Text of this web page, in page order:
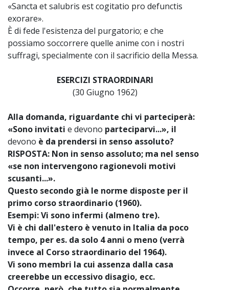
«Sancta et salubris est cogitatio pro defunctis
exorare».
È di fede l'esistenza del purgatorio; e che
possiamo soccorrere quelle anime con i nostri
suffragi, specialmente con il sacrificio della Messa.
ESERCIZI STRAORDINARI
(30 Giugno 1962)
Alla domanda, riguardante chi vi parteciperà:
«Sono invitati e devono parteciparvi...», il
devono è da prendersi in senso assoluto?
RISPOSTA: Non in senso assoluto; ma nel senso
«se non intervengono ragionevoli motivi
scusanti...».
Questo secondo già le norme disposte per il
primo corso straordinario (1960).
Esempi: Vi sono infermi (almeno tre).
Vi è chi dall'estero è venuto in Italia da poco
tempo, per es. da solo 4 anni o meno (verrà
invece al Corso straordinario del 1964).
Vi sono membri la cui assenza dalla casa
creerebbe un eccessivo disagio, ecc.